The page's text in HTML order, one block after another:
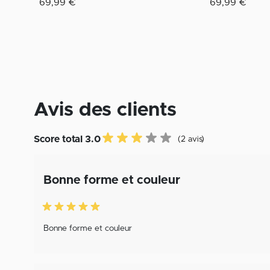
69,99 € 69,99 €
Avis des clients
Score total 3.0 (2 avis)
Bonne forme et couleur
Bonne forme et couleur